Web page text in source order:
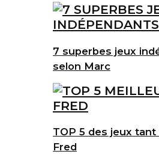
7 superbes jeux
selon Marc
TOP 5 des jeux
Fred